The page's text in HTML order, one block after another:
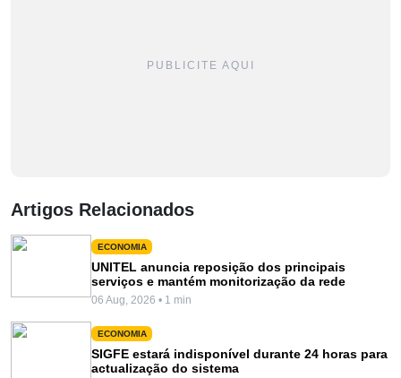
PUBLICITE AQUI
Artigos Relacionados
ECONOMIA
UNITEL anuncia reposição dos principais
serviços e mantém monitorização da rede
06 Aug, 2026 • 1 min
ECONOMIA
SIGFE estará indisponível durante 24 horas para
actualização do sistema